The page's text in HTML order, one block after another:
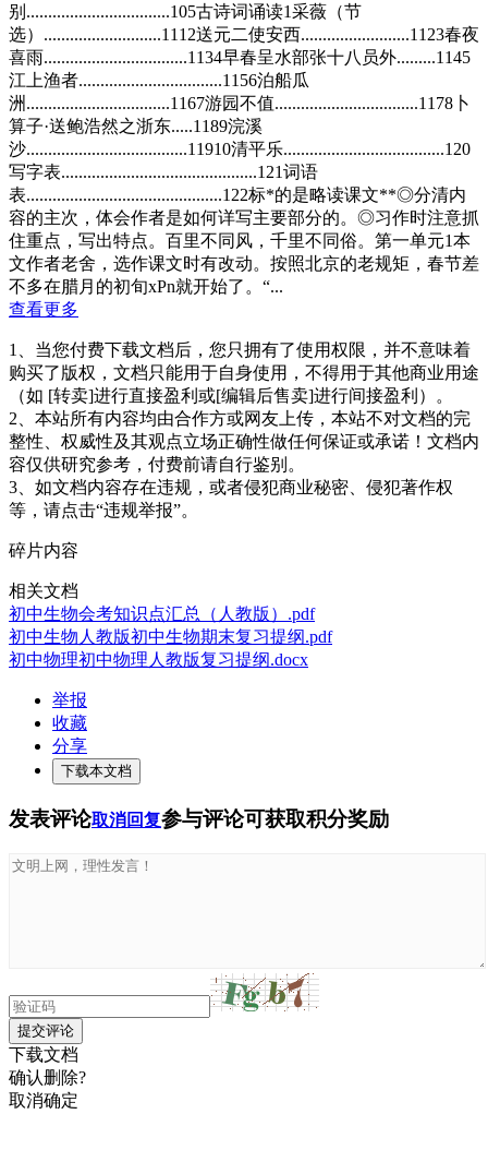
别.................................105古诗词诵读1采薇（节
选）...........................1112送元二使安西.........................1123春夜
喜雨.................................1134早春呈水部张十八员外.........1145
江上渔者.................................1156泊船瓜
洲.................................1167游园不值.................................1178卜
算子·送鲍浩然之浙东.....1189浣溪
沙.....................................11910清平乐.....................................120
写字表.............................................121词语
表.............................................122标*的是略读课文**◎分清内
容的主次，体会作者是如何详写主要部分的。◎习作时注意抓
住重点，写出特点。百里不同风，千里不同俗。第一单元1本
文作者老舍，选作课文时有改动。按照北京的老规矩，春节差
不多在腊月的初旬xPn就开始了。“...
查看更多
1、当您付费下载文档后，您只拥有了使用权限，并不意味着
购买了版权，文档只能用于自身使用，不得用于其他商业用途
（如 [转卖]进行直接盈利或[编辑后售卖]进行间接盈利）。
2、本站所有内容均由合作方或网友上传，本站不对文档的完
整性、权威性及其观点立场正确性做任何保证或承诺！文档内
容仅供研究参考，付费前请自行鉴别。
3、如文档内容存在违规，或者侵犯商业秘密、侵犯著作权
等，请点击“违规举报”。
碎片内容
相关文档
初中生物会考知识点汇总（人教版）.pdf
初中生物人教版初中生物期末复习提纲.pdf
初中物理初中物理人教版复习提纲.docx
举报
收藏
分享
下载本文档
发表评论取消回复参与评论可获取积分奖励
提交评论
下载文档
确认删除?
取消确定